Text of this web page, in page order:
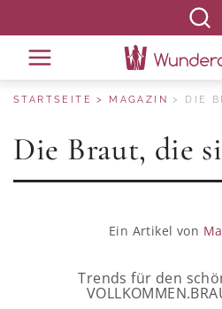
STARTSEITE MAGAZIN DIE
Die Braut, die
Ein Artikel von
Trends für den